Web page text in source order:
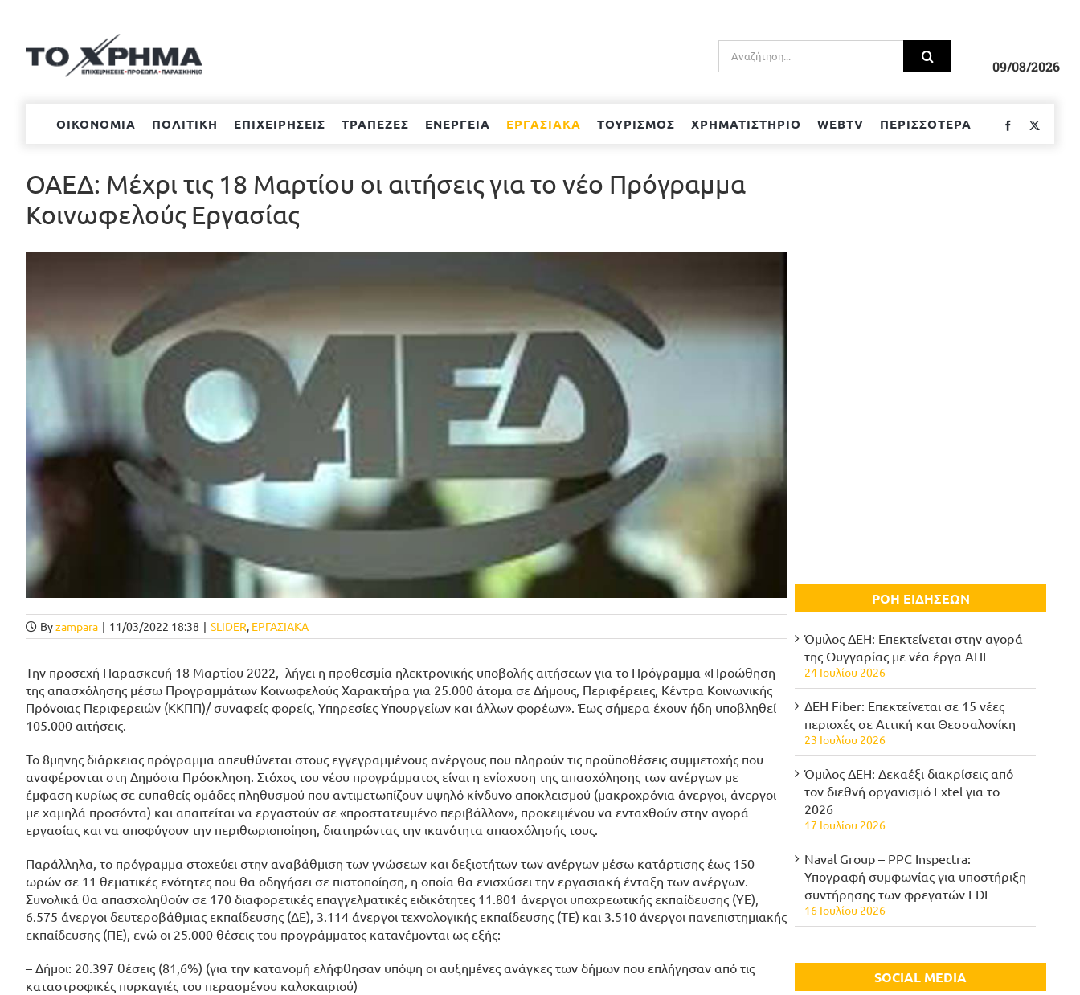
περιεχόμενο
Αναζήτηση
για:
09/08/2026
ΟΙΚΟΝΟΜΙΑ ΠΟΛΙΤΙΚΗ ΕΠΙΧΕΙΡΗΣΕΙΣ ΤΡΑΠΕΖΕΣ ΕΝΕΡΓΕΙΑ ΕΡΓΑΣΙΑΚΑ ΤΟΥΡΙΣΜΟΣ ΧΡΗΜΑΤΙΣΤΗΡΙΟ WEBTV ΠΕΡΙΣΣΟΤΕΡΑ Facebook
ΟΑΕΔ: Μέχρι τις 18 Μαρτίου οι αιτήσεις για το νέο Πρόγραμμα
Κοινωφελούς Εργασίας
Byzampara | 11/03/2022 18:38 | SLIDER, ΕΡΓΑΣΙΑΚΑ
Την προσεχή Παρασκευή 18 Μαρτίου 2022, λήγει η προθεσμία ηλεκτρονικής υποβολής αιτήσεων για το Πρόγραμμα «Προώθηση
της απασχόλησης μέσω Προγραμμάτων Κοινωφελούς Χαρακτήρα για 25.000 άτομα σε Δήμους, Περιφέρειες, Κέντρα Κοινωνικής
Πρόνοιας Περιφερειών (ΚΚΠΠ)/ συναφείς φορείς, Υπηρεσίες Υπουργείων και άλλων φορέων». Έως σήμερα έχουν ήδη υποβληθεί
105.000 αιτήσεις.
Το 8μηνης διάρκειας πρόγραμμα απευθύνεται στους εγγεγραμμένους ανέργους που πληρούν τις προϋποθέσεις συμμετοχής που
αναφέρονται στη Δημόσια Πρόσκληση. Στόχος του νέου προγράμματος είναι η ενίσχυση της απασχόλησης των ανέργων με
έμφαση κυρίως σε ευπαθείς ομάδες πληθυσμού που αντιμετωπίζουν υψηλό κίνδυνο αποκλεισμού (μακροχρόνια άνεργοι, άνεργοι
με χαμηλά προσόντα) και απαιτείται να εργαστούν σε «προστατευμένο περιβάλλον», προκειμένου να ενταχθούν στην αγορά
εργασίας και να αποφύγουν την περιθωριοποίηση, διατηρώντας την ικανότητα απασχόλησής τους.
Παράλληλα, το πρόγραμμα στοχεύει στην αναβάθμιση των γνώσεων και δεξιοτήτων των ανέργων μέσω κατάρτισης έως 150
ωρών σε 11 θεματικές ενότητες που θα οδηγήσει σε πιστοποίηση, η οποία θα ενισχύσει την εργασιακή ένταξη των ανέργων.
Συνολικά θα απασχοληθούν σε 170 διαφορετικές επαγγελματικές ειδικότητες 11.801 άνεργοι υποχρεωτικής εκπαίδευσης (ΥΕ),
6.575 άνεργοι δευτεροβάθμιας εκπαίδευσης (ΔΕ), 3.114 άνεργοι τεχνολογικής εκπαίδευσης (ΤΕ) και 3.510 άνεργοι πανεπιστημιακής
εκπαίδευσης (ΠΕ), ενώ οι 25.000 θέσεις του προγράμματος κατανέμονται ως εξής:
– Δήμοι: 20.397 θέσεις (81,6%) (για την κατανομή ελήφθησαν υπόψη οι αυξημένες ανάγκες των δήμων που επλήγησαν από τις
καταστροφικές πυρκαγιές του περασμένου καλοκαιριού)
ΡΟΗ ΕΙΔΗΣΕΩΝ
Όμιλος ΔΕΗ: Επεκτείνεται στην αγορά
της Ουγγαρίας με νέα έργα ΑΠΕ
24 Ιουλίου 2026
ΔΕΗ Fiber: Επεκτείνεται σε 15 νέες
περιοχές σε Αττική και Θεσσαλονίκη
23 Ιουλίου 2026
Όμιλος ΔΕΗ: Δεκαέξι διακρίσεις από
τον διεθνή οργανισμό Extel για το
2026
17 Ιουλίου 2026
Naval Group – PPC Inspectra:
Υπογραφή συμφωνίας για υποστήριξη
συντήρησης των φρεγατών FDI
16 Ιουλίου 2026
SOCIAL MEDIA